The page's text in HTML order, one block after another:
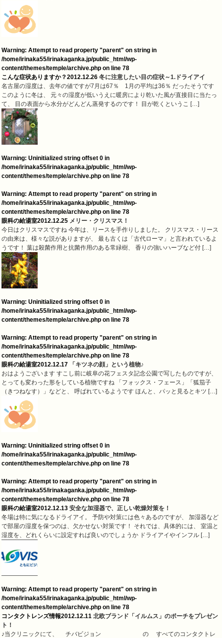
Warning: Attempt to read property "parent" on string in
/home/irinaka55/irinakaganka.jp/public_html/wp-
content/themes/temple/archive.php on line 78
こんな症状ありますか？2012.12.26 冬に注意したい目の症状～1.ドライアイ
名古屋の湿度は、去年の値ですが7月は67％ 1月の平均は36％ だったそうです
このように冬は、 元々の湿度が低いうえに暖房により乾いた風が直接目に当たっ
て、 目の表面から水分がどんどん蒸発するのです！ 目が乾くというこ […]
Warning: Uninitialized string offset 0 in
/home/irinaka55/irinakaganka.jp/public_html/wp-
content/themes/temple/archive.php on line 78
Warning: Attempt to read property "parent" on string in
/home/irinaka55/irinakaganka.jp/public_html/wp-
content/themes/temple/archive.php on line 78
眼科の給湯室2012.12.25 メリー・クリスマス！
今日はクリスマスですね 今年は、リースを手作りしました。 クリスマス・リース
の由来は、様々な説がありますが、 最も古くは「古代ローマ」と言われているよ
うです！ 葉は殺菌作用と抗菌作用のある常緑樹、 香りの強いハーブなど付 […]
Warning: Uninitialized string offset 0 in
/home/irinaka55/irinakaganka.jp/public_html/wp-
content/themes/temple/archive.php on line 78
Warning: Attempt to read property "parent" on string in
/home/irinaka55/irinakaganka.jp/public_html/wp-
content/themes/temple/archive.php on line 78
眼科の給湯室2012.12.17
「キツネの顔」という植物♪
おはようございます すこし前に岐阜の花フェスタ記念公園で写したものですが、
とっても変わった形をしている植物ですね 「フォックス・フェース」「狐茄子
（きつねなす）」などと、 呼ばれているようです ほんと、パッと見るとキツ […]
Warning: Uninitialized string offset 0 in
/home/irinaka55/irinakaganka.jp/public_html/wp-
content/themes/temple/archive.php on line 78
Warning: Attempt to read property "parent" on string in
/home/irinaka55/irinakaganka.jp/public_html/wp-
content/themes/temple/archive.php on line 78
眼科の給湯室2012.12.13 安全な加湿器で、正しい乾燥対策を！
冬場は特に気になるドライアイ。 予防や対策には色々あるのですが、 加湿器など
で部屋の湿度を保つのは、欠かせない対策です！ それでは、具体的には、 室温と
湿度を、どれくらいに設定すれば良いのでしょうか ドライアイやインフル […]
Warning: Attempt to read property "parent" on string in
/home/irinaka55/irinakaganka.jp/public_html/wp-
content/themes/temple/archive.php on line 78
コンタクトレンズ情報2012.12.11 北欧ブランド「イルムス」のポーチをプレゼン
ト！
♪当クリニックにて、 チバビジョン の すべてのコンタクトレ